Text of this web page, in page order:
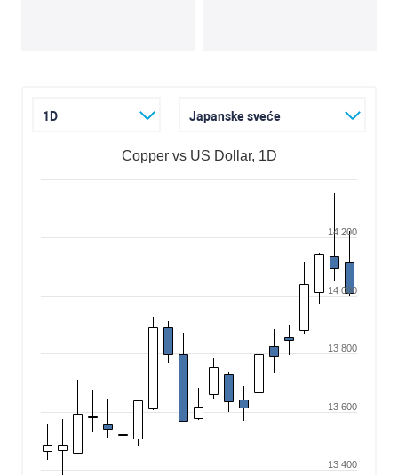
1D Japanske sveće
Copper vs US Dollar, 1D
13 400
13 600
13 800
14 000
14 200